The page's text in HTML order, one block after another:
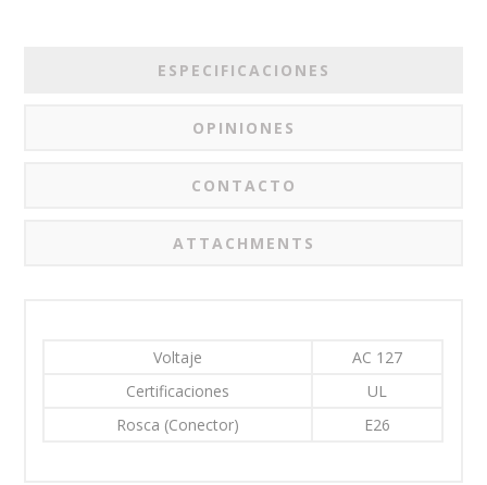
ESPECIFICACIONES
OPINIONES
CONTACTO
ATTACHMENTS
Voltaje
AC 127
Certificaciones
UL
Rosca (Conector)
E26